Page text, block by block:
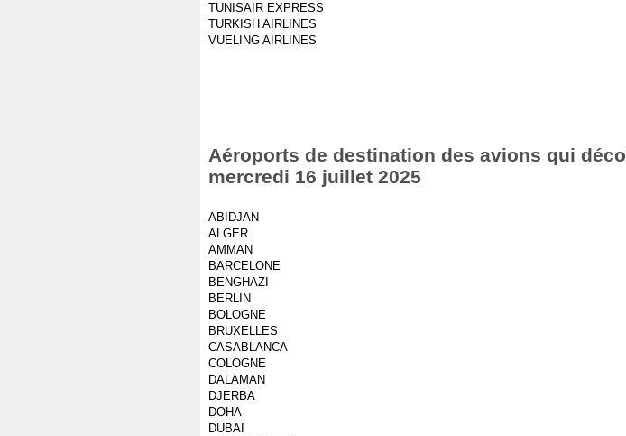
TUNISAIR EXPRESS
TURKISH AIRLINES
VUELING AIRLINES
Aéroports de destination des avions qui
mercredi 16 juillet 2025
ABIDJAN
ALGER
AMMAN
BARCELONE
BENGHAZI
BERLIN
BOLOGNE
BRUXELLES
CASABLANCA
COLOGNE
DALAMAN
DJERBA
DOHA
DUBAI